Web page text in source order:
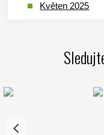
Květen 2025
Leden 2025
Listopad 2024